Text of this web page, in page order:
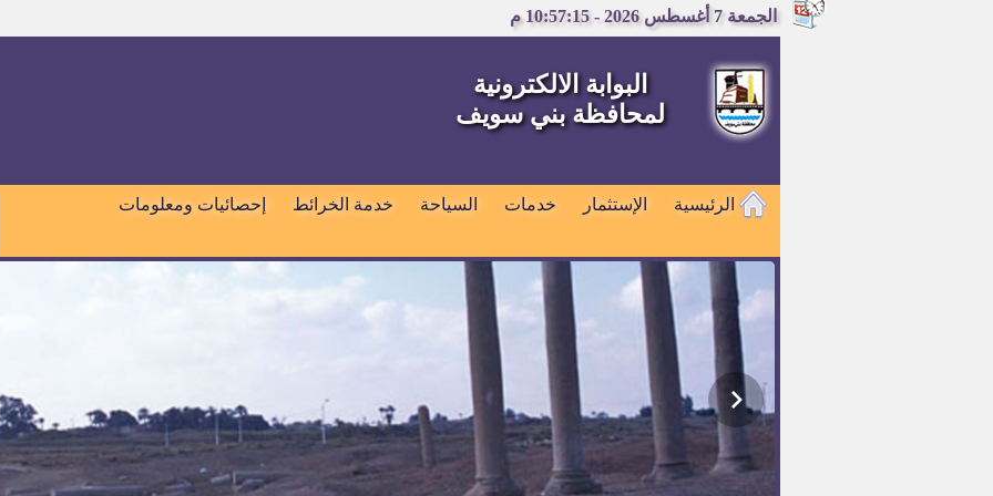
الجمعة 7 أغسطس 2026 - 10:57:16 م
البوابة الالكترونية
لمحافظة بني سويف
الرئيسية الإستثمار خدمات السياحة خدمة الخرائط إحصائيات ومعلومات